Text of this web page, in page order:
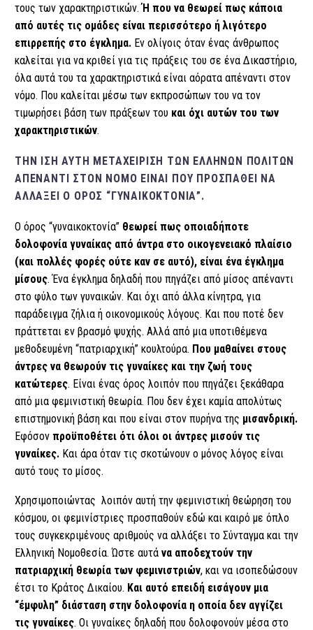
τους των χαρακτηριστικών.Ή που να θεωρεί πως κάποια
από αυτές τις ομάδες είναι περισσότερο ή λιγότερο
επιρρεπής στο έγκλημα. Εν ολίγοις όταν ένας άνθρωπος
καλείται για να κριθεί για τις πράξεις του σε ένα Δικαστήριο,
όλα αυτά του τα χαρακτηριστικά είναι αόρατα απέναντι στον
νόμο. Που καλείται μέσω των εκπροσώπων του να τον
τιμωρήσει βάση των πράξεων του και όχι αυτών του των
χαρακτηριστικών.
ΤΗΝ ΊΣΗ ΑΥΤΉ ΜΕΤΑΧΕΊΡΙΣΗ ΤΩΝ ΕΛΛΉΝΩΝ ΠΟΛΙΤΏΝ
ΑΠΈΝΑΝΤΙ ΣΤΟΝ ΝΌΜΟ ΕΊΝΑΙ ΠΟΥ ΠΡΟΣΠΑΘΕΊ ΝΑ
ΑΛΛΆΞΕΙ Ο ΌΡΟΣ “ΓΥΝΑΙΚΟΚΤΟΝΊΑ”.
Ο όρος “γυναικοκτονία” θεωρεί πως οποιαδήποτε
δολοφονία γυναίκας από άντρα στο οικογενειακό πλαίσιο
(και πολλές φορές ούτε καν σε αυτό), είναι ένα έγκλημα
μίσους. Ένα έγκλημα δηλαδή που πηγάζει από μίσος απέναντι
στο φύλο των γυναικών. Και όχι από άλλα κίνητρα, για
παράδειγμα ζήλια ή οικονομικούς λόγους. Και που ποτέ δεν
πράττεται εν βρασμό ψυχής. Αλλά από μια υποτιθέμενα
μεθοδευμένη “πατριαρχική” κουλτούρα. Που μαθαίνει στους
άντρες να θεωρούν τις γυναίκες και την ζωή τους
κατώτερες. Είναι ένας όρος λοιπόν που πηγάζει ξεκάθαρα
από μια φεμινιστική θεωρία. Που δεν έχει καμία απολύτως
επιστημονική βάση και που είναι στον πυρήνα της μισανδρική.
Εφόσον προϋποθέτει ότι όλοι οι άντρες μισούν τις
γυναίκες. Και άρα όταν τις σκοτώνουν ο μόνος λόγος είναι
αυτό τους το μίσος.
Χρησιμοποιώντας λοιπόν αυτή την φεμινιστική θεώρηση του
κόσμου, οι φεμινίστριες προσπαθούν εδώ και καιρό με όπλο
τους συγκεκριμένους αριθμούς να αλλάξει το Σύνταγμα και την
Ελληνική Νομοθεσία. Ώστε αυτά να αποδεχτούν την
πατριαρχική θεωρία των φεμινιστριών, και να ισοπεδώσουν
έτσι το Κράτος Δικαίου. Και αυτό επειδή εισάγουν μια
“έμφυλη” διάσταση στην δολοφονία η οποία δεν αγγίζει
τις γυναίκες. Οι γυναίκες δηλαδή που δολοφονούν μέσα στο